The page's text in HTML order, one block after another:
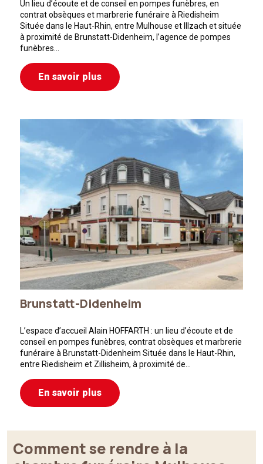
Un lieu d’écoute et de conseil en pompes funèbres, en
contrat obsèques et marbrerie funéraire à Riedisheim
Située dans le Haut-Rhin, entre Mulhouse et Illzach et située
à proximité de Brunstatt-Didenheim, l’agence de pompes
funèbres…
En savoir plus
Brunstatt-Didenheim
L’espace d’accueil Alain HOFFARTH : un lieu d’écoute et de
conseil en pompes funèbres, contrat obsèques et marbrerie
funéraire à Brunstatt-Didenheim Située dans le Haut-Rhin,
entre Riedisheim et Zillisheim, à proximité de…
En savoir plus
Comment se rendre à la